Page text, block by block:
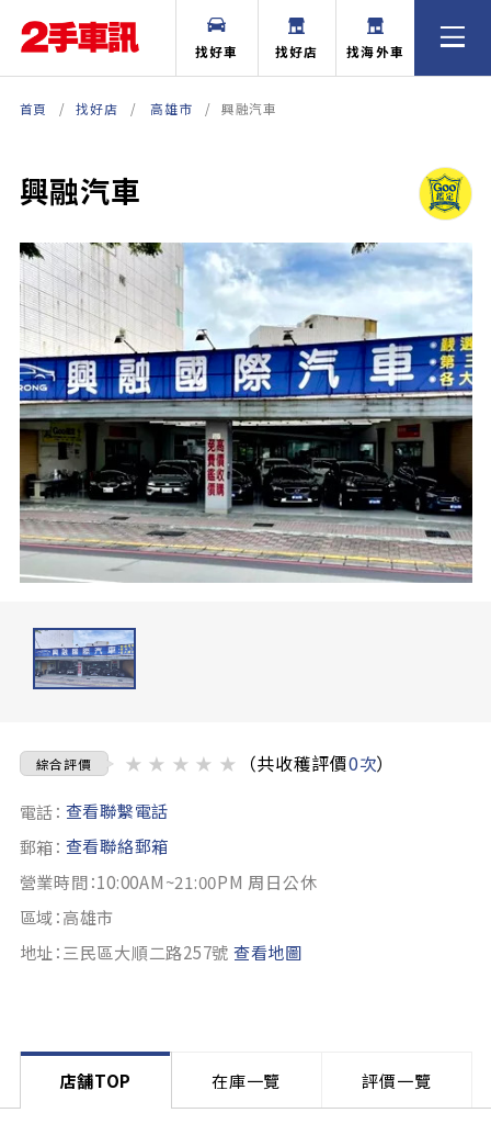
找好車 找好店 找海外車
首頁 找好店 高雄市 興融汽車
興融汽車
綜合評價 ★ ★ ★ ★ ★ （共收穫評價0次）
電話： 查看聯繫電話
郵箱： 查看聯絡郵箱
營業時間：10:00AM~21:00PM 周日公休
區域：高雄市
地址：三民區大順二路257號 查看地圖
店舗TOP 在庫一覽 評價一覽